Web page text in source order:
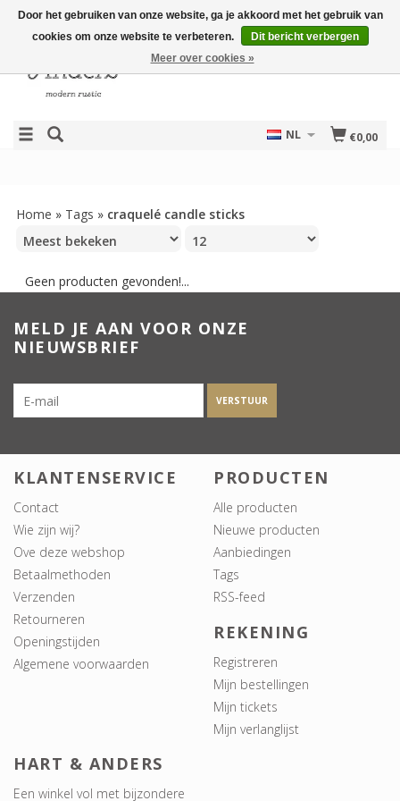
€0,00
NL
Home » Tags » craquelé candle sticks
Geen producten gevonden!...
MELD JE AAN VOOR ONZE
NIEUWSBRIEF
VERSTUUR
KLANTENSERVICE
Contact
Wie zijn wij?
Ove deze webshop
Betaalmethoden
Verzenden
Retourneren
Openingstijden
Algemene voorwaarden
PRODUCTEN
Alle producten
Nieuwe producten
Aanbiedingen
Tags
RSS-feed
REKENING
Registreren
Mijn bestellingen
Mijn tickets
Mijn verlanglijst
HART & ANDERS
Een winkel vol met bijzondere
Door het gebruiken van onze website, ga je akkoord met het gebruik van
cookies om onze website te verbeteren.
Dit bericht verbergen
Meer over cookies »